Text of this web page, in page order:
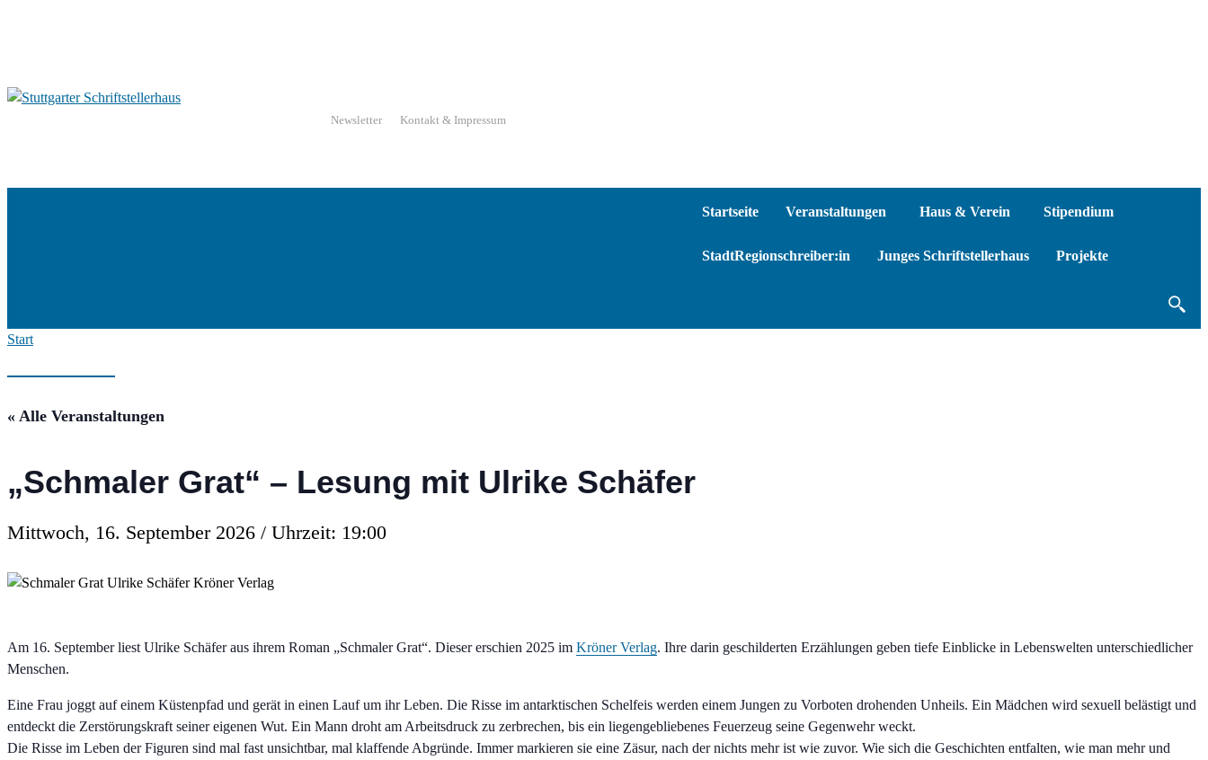
Newsletter Kontakt & Impressum
Startseite Veranstaltungen Haus & Verein Stipendium
StadtRegionschreiber:in Junges Schriftstellerhaus Projekte
Start
« Alle Veranstaltungen
„Schmaler Grat“ – Lesung mit Ulrike Schäfer
Mittwoch, 16. September 2026 / Uhrzeit: 19:00
Am 16. September liest Ulrike Schäfer aus ihrem Roman „Schmaler Grat“. Dieser erschien 2025 im Kröner Verlag. Ihre darin geschilderten Erzählungen geben tiefe Einblicke in Lebenswelten unterschiedlicher
Menschen.
Eine Frau joggt auf einem Küstenpfad und gerät in einen Lauf um ihr Leben. Die Risse im antarktischen Schelfeis werden einem Jungen zu Vorboten drohenden Unheils. Ein Mädchen wird sexuell belästigt und
entdeckt die Zerstörungskraft seiner eigenen Wut. Ein Mann droht am Arbeitsdruck zu zerbrechen, bis ein liegengebliebenes Feuerzeug seine Gegenwehr weckt.
Die Risse im Leben der Figuren sind mal fast unsichtbar, mal klaffende Abgründe. Immer markieren sie eine Zäsur, nach der nichts mehr ist wie zuvor. Wie sich die Geschichten entfalten, wie man mehr und